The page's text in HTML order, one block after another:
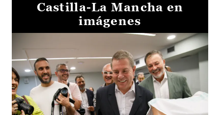
Castilla-La Mancha en
imágenes